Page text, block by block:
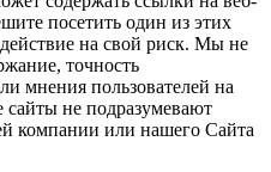
посетить один из этих
на свой риск. Мы не
точность
мнения пользователей на
не подразумевают
компании или нашего Сайта